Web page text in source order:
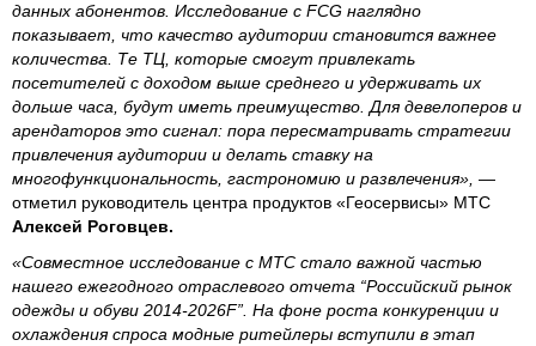
данных абонентов. Исследование с FCG наглядно
показывает, что качество аудитории становится важнее
количества. Те ТЦ, которые смогут привлекать
посетителей с доходом выше среднего и удерживать их
дольше часа, будут иметь преимущество. Для девелоперов и
арендаторов это сигнал: пора пересматривать стратегии
привлечения аудитории и делать ставку на
многофункциональность, гастрономию и развлечения», —
отметил руководитель центра продуктов «Геосервисы» МТС
Алексей Роговцев.
«Совместное исследование с МТС стало важной частью
нашего ежегодного отраслевого отчета “Российский рынок
одежды и обуви 2014-2026F”. На фоне роста конкуренции и
охлаждения спроса модные ритейлеры вступили в этап